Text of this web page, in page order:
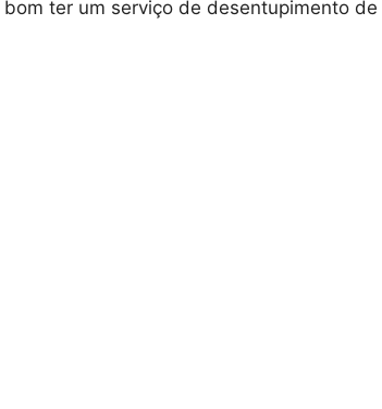
ter um serviço de desentupimento